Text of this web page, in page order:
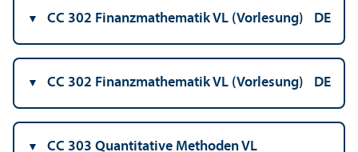
CC 302 Finanz­mathematik VL (Vorlesung) DE
CC 302 Finanz­mathematik VL (Vorlesung) DE
CC 303 Quanti­tative Methoden VL